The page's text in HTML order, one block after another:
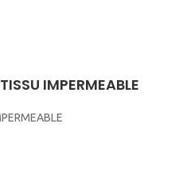
IMPERMEABLE